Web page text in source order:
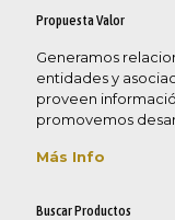
Propuesta Valor
Generamos
entidades y
proveen
promovemos
Más Info
Buscar Productos